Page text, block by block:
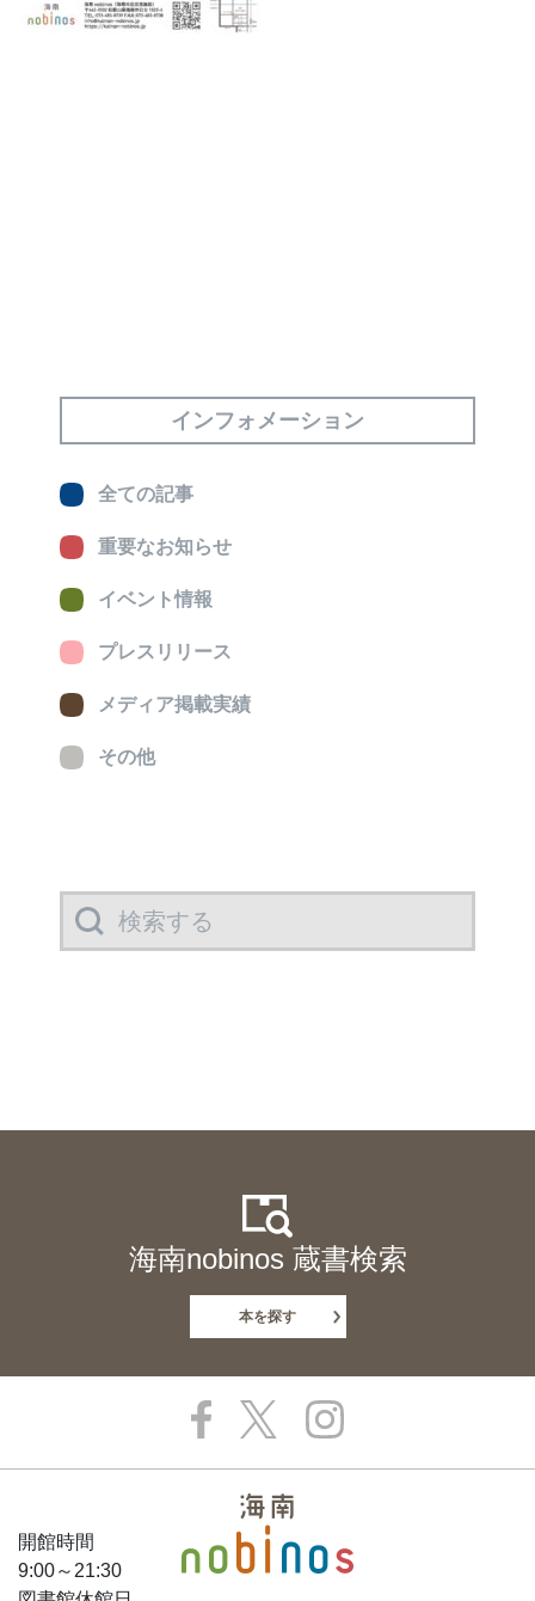
開館時間
9:00～21:30
インフォメーション
全ての記事
重要なお知らせ
イベント情報
プレスリリース
メディア掲載実績
その他
海南nobinos 蔵書検索
本を探す